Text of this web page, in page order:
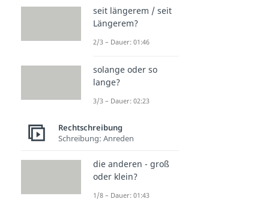
seit längerem / seit
Längerem?
2/3 – Dauer: 01:46
solange oder so
lange?
3/3 – Dauer: 02:23
Rechtschreibung
Schreibung: Anreden
die anderen - groß
oder klein?
1/8 – Dauer: 01:43